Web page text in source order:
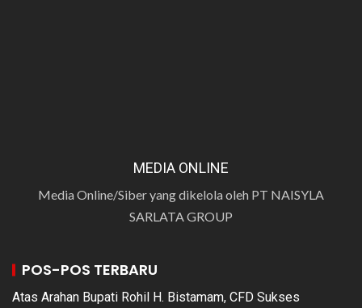
MEDIA ONLINE
Media Online/Siber yang dikelola oleh PT NAISYLA
SARLATA GROUP
POS-POS TERBARU
Atas Arahan Bupati Rohil H. Bistamam, CFD Sukses